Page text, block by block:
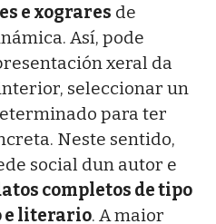
e xograres de
Así, pode
xeral da
seleccionar un
para ter
Neste sentido,
social dun autor e
completos de tipo
e literario. A maior